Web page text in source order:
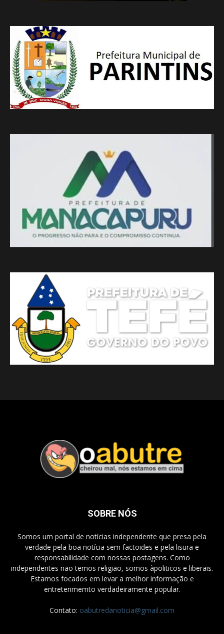
SOBRE NÓS
Somos um portal de notícias independente que presa pela
verdade pela boa notícia sem factoides e pela lisura e
responsabilidade com nossas postagens. Como
independentes não temos religião, somos àpoliticos e liberais.
Estamos focados em levar a melhor informação e
entreterimemto verdadeiramente popular.
Contato: oabutredanoticia@gmail.com